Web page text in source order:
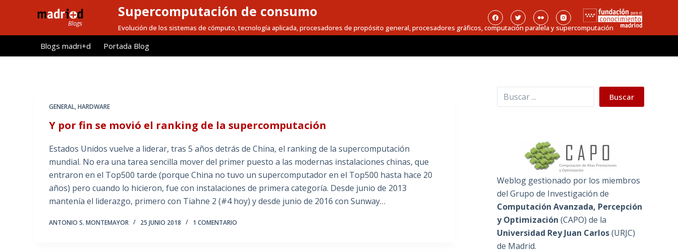
l
Supercomputación de consumo
Evolución de los sistemas de cómputo, tecnología aplicada, procesadores de propósito general, procesadores gráficos, computación paralela y supercomputación
Blogs madri+d Portada Blog
GENERAL,HARDWARE
Y por fin se movió el ranking de la supercomputación
Estados Unidos vuelve a liderar, tras 5 años detrás de China, el ranking de la supercomputación
mundial. No era una tarea sencilla mover del primer puesto a las modernas instalaciones chinas, que
entraron en el Top500 tarde (porque China no tuvo un supercomputador en el Top500 hasta hace 20
años) pero cuando lo hicieron, fue con instalaciones de primera categoría. Desde junio de 2013
mantenía el liderazgo, primero con Tiahne 2 (#4 hoy) y desde junio de 2016 con Sunway…
ANTONIO S. MONTEMAYOR 25 JUNIO 2018 1 COMENTARIO
Buscar Buscar
Weblog gestionado por los miembros
del Grupo de Investigación de
Computación Avanzada, Percepción
y Optimización (CAPO) de la
Universidad Rey Juan Carlos(URJC)
de Madrid.